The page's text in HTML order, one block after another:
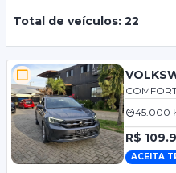
Total de veículos: 22
45.000
R$
ACEITA